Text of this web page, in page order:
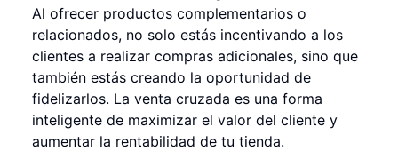
Al ofrecer productos complementarios o
relacionados, no solo estás incentivando a los
clientes a realizar compras adicionales, sino que
también estás creando la oportunidad de
fidelizarlos. La venta cruzada es una forma
inteligente de maximizar el valor del cliente y
aumentar la rentabilidad de tu tienda.